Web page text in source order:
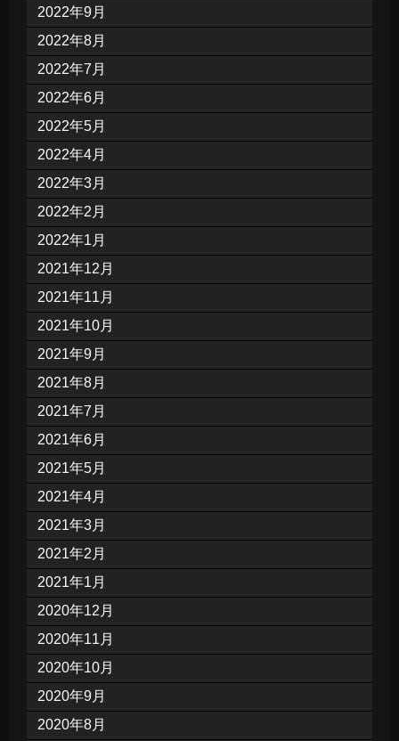
2022年9月
2022年8月
2022年7月
2022年6月
2022年5月
2022年4月
2022年3月
2022年2月
2022年1月
2021年12月
2021年11月
2021年10月
2021年9月
2021年8月
2021年7月
2021年6月
2021年5月
2021年4月
2021年3月
2021年2月
2021年1月
2020年12月
2020年11月
2020年10月
2020年9月
2020年8月